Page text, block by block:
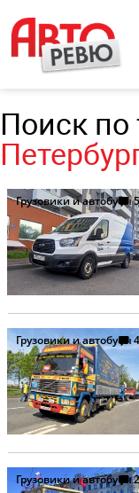
Поиск по
Грузовики и автобусы
Грузовики и автобусы
Грузовики и автобусы